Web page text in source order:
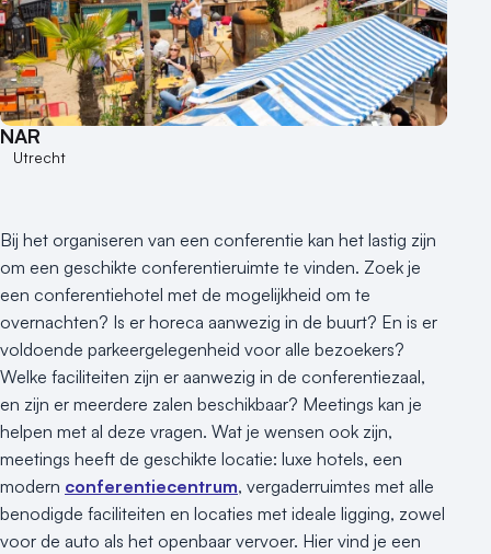
NAR
Utrecht
Bij het organiseren van een conferentie kan het lastig zijn
om een geschikte conferentieruimte te vinden. Zoek je
een conferentiehotel met de mogelijkheid om te
overnachten? Is er horeca aanwezig in de buurt? En is er
voldoende parkeergelegenheid voor alle bezoekers?
Welke faciliteiten zijn er aanwezig in de conferentiezaal,
en zijn er meerdere zalen beschikbaar? Meetings kan je
helpen met al deze vragen. Wat je wensen ook zijn,
meetings heeft de geschikte locatie: luxe hotels, een
modern conferentiecentrum, vergaderruimtes met alle
benodigde faciliteiten en locaties met ideale ligging, zowel
voor de auto als het openbaar vervoer. Hier vind je een